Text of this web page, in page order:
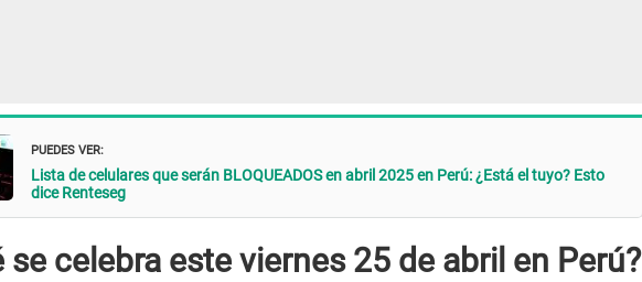
PUEDES VER:
Lista de celulares que serán BLOQUEADOS en abril 2025 en Perú: ¿Está el tuyo? Esto
dice Renteseg
se celebra este viernes 25 de abril en Perú?